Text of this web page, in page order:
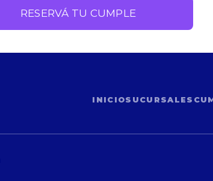
RESERVÁ TU CUMPLE
INICIOSUCURSALES